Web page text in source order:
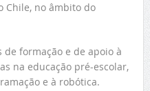
Chile, no âmbito do
de formação e de apoio à
na educação pré-escolar,
e à robótica.